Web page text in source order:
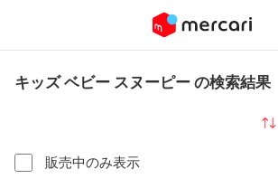
キッズ ベビー スヌーピー の検索結果
販売中のみ表示
並